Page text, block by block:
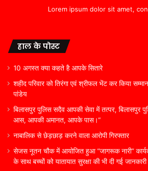
Lorem ipsum dolor sit amet,
हाल के पोस्ट
10 अगस्त क्या कहते है आपके सितारे
शहीद परिवार को तिरंगा एवं श्रीफल भेंट कर किया
पांडेय
बिलासपुर पुलिस सदैव आपकी सेवा में तत्पर, बिलासपुर
आस, आपकी अमानत, आपके पास।”
नाबालिक से छेड़छाड़ करने वाला आरोपी गिरफ्तार
सेजस नूतन चौक में आयोजित हुआ “जागरूक नारी”
के साथ बच्चों को यातायात सुरक्षा की भी दी गई जानकारी